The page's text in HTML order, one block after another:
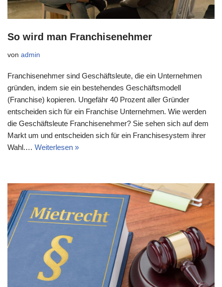
So wird man Franchisenehmer
von admin
Franchisenehmer sind Geschäftsleute, die ein Unternehmen
gründen, indem sie ein bestehendes Geschäftsmodell
(Franchise) kopieren. Ungefähr 40 Prozent aller Gründer
entscheiden sich für ein Franchise Unternehmen. Wie werden
die Geschäftsleute Franchisenehmer? Sie sehen sich auf dem
Markt um und entscheiden sich für ein Franchisesystem ihrer
Wahl.… Weiterlesen »